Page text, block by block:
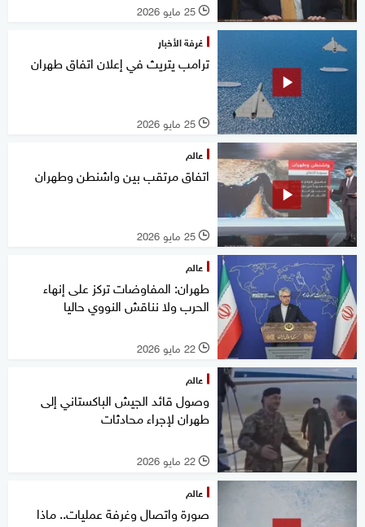
l 25 مايو 2026
غرفة الأخبار
ترامب يتريث في إعلان اتفاق طهران
l 25 مايو 2026
عالم
اتفاق مرتقب بين واشنطن وطهران
l 25 مايو 2026
عالم
طهران: المفاوضات تركز على إنهاء
الحرب ولا نناقش النووي حاليا
l 22 مايو 2026
عالم
وصول قائد الجيش الباكستاني إلى
طهران لإجراء محادثات
l 22 مايو 2026
عالم
صورة واتصال وغرفة عمليات.. ماذا